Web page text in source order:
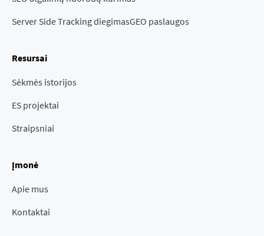
Server Side Tracking diegimasGEO paslaugos
Resursai
Sėkmės istorijos
ES projektai
Straipsniai
Įmonė
Apie mus
Kontaktai